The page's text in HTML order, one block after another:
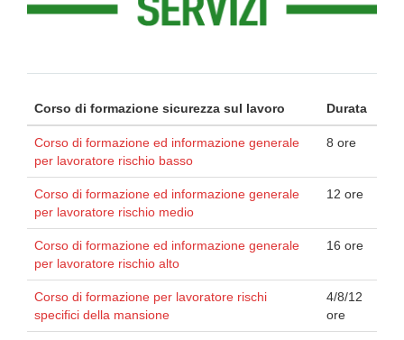
Corso di formazione sicurezza sul lavoro Durata
Corso di formazione ed informazione generale
per lavoratore rischio basso
8 ore
Corso di formazione ed informazione generale
per lavoratore rischio medio
12 ore
Corso di formazione ed informazione generale
per lavoratore rischio alto
16 ore
Corso di formazione per lavoratore rischi
specifici della mansione
4/8/12
ore